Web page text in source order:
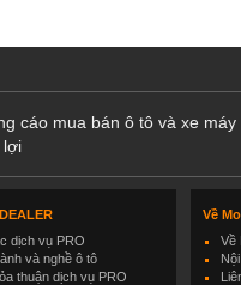
cáo mua bán ô tô và xe
lợi
dịch vụ PRO
và nghề ô tô
thuận dịch vụ PRO
Về
Về